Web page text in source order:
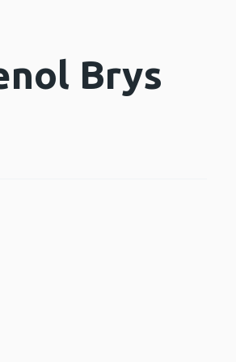
Brys